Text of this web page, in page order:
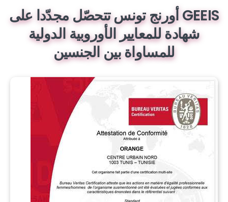
GEEIS أورنج تونس تتحصّل مجدّدا على
شهادة للمعايير الأوروبية الدولية
للمساواة بين الجنسين